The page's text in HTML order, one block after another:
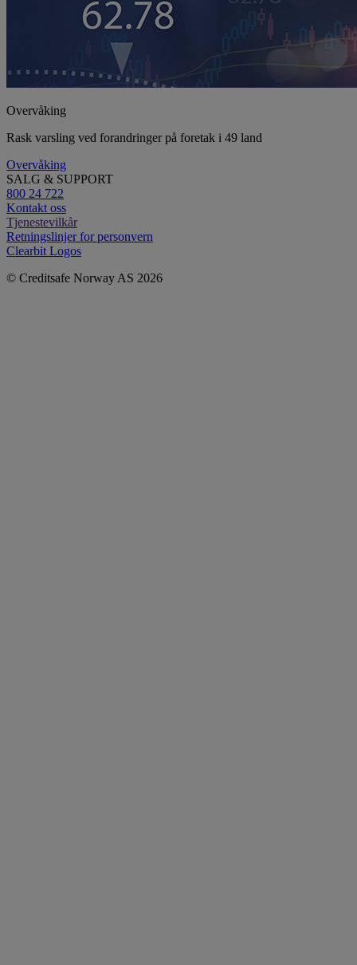
Overvåking
Rask varsling ved forandringer på foretak i 49 land
Overvåking
SALG & SUPPORT
800 24 722
Kontakt oss
Tjenestevilkår
Retningslinjer for personvern
Clearbit Logos
© Creditsafe Norway AS 2026